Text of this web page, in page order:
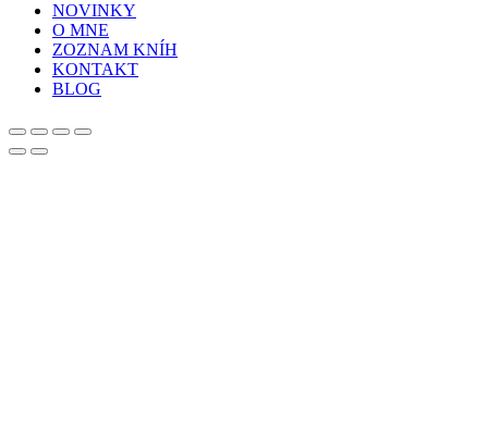
NOVINKY
O MNE
ZOZNAM KNÍH
KONTAKT
BLOG